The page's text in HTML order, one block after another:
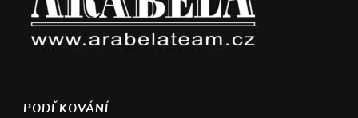
PODĚKOVÁNÍ